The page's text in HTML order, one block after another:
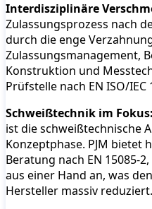
Interdisziplinäre
Zulassungsprozess nach
durch die enge
Zulassungsmanagement,
Konstruktion und
Prüfstelle nach EN ISO/
Schweißtechnik im Fokus:
ist die schweißtechnische
Konzeptphase. PJM bietet
Beratung nach EN 15085-
aus einer Hand an, was
Hersteller massiv reduziert.